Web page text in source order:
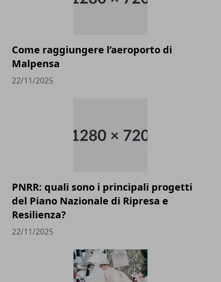
Come raggiungere l’aeroporto di
Malpensa
22/11/2025
PNRR: quali sono i principali progetti
del Piano Nazionale di Ripresa e
Resilienza?
22/11/2025